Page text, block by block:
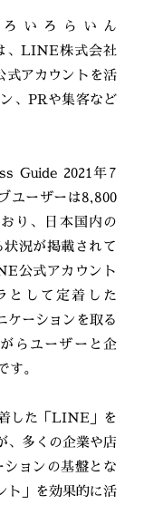
いろらいん
、LINE株式会社
アカウントを活
、PRや集客など
Guide 2021年7
ユーザーは8,800
り、日本国内の
況が掲載されて
公式アカウント
として定着した
ケーションを取る
らユーザーと企
。
した「LINE」を
多くの企業や店
ョンの基盤とな
ト」を効果的に活